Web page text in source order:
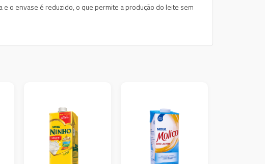
o envase é reduzido, o que permite a produção do leite sem